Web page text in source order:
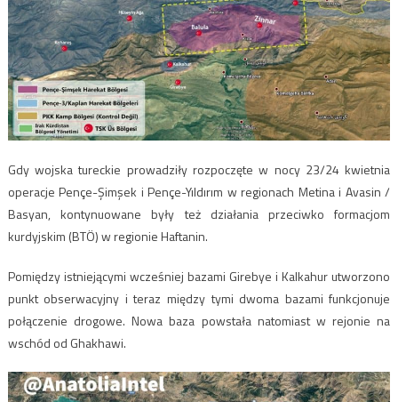
Gdy wojska tureckie prowadziły rozpoczęte w nocy 23/24 kwietnia
operacje Pençe-Şimşek i Pençe-Yıldırım w regionach Metina i Avasin /
Basyan, kontynuowane były też działania przeciwko formacjom
kurdyjskim (BTÖ) w regionie Haftanin.
Pomiędzy istniejącymi wcześniej bazami Girebye i Kalkahur utworzono
punkt obserwacyjny i teraz między tymi dwoma bazami funkcjonuje
połączenie drogowe. Nowa baza powstała natomiast w rejonie na
wschód od Ghakhawi.